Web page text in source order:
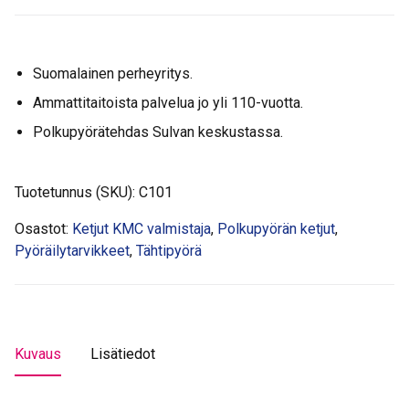
määräSuomalainen perheyritys.
Ammattitaitoista palvelua jo yli 110-vuotta.
Polkupyörätehdas Sulvan keskustassa.
Tuotetunnus (SKU): C101
Osastot: Ketjut KMC valmistaja, Polkupyörän ketjut,
Pyöräilytarvikkeet, Tähtipyörä
Kuvaus Lisätiedot